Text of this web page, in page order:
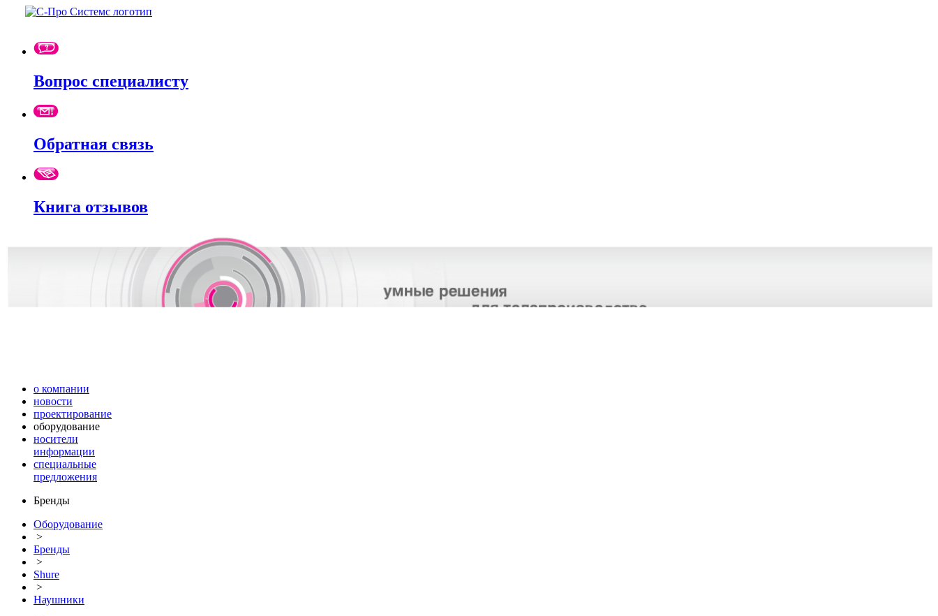
Вопрос специалисту
Обратная связь
Книга отзывов
о компании
новости
проектирование
оборудование
носители
информации
специальные
предложения
Бренды
Оборудование
>
Бренды
>
Shure
>
Наушники